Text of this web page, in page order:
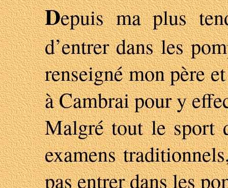
Depuis ma plus
d’entrer dans les
renseigné mon père
à Cambrai pour y
Malgré tout le sport
examens
pas entrer dans les